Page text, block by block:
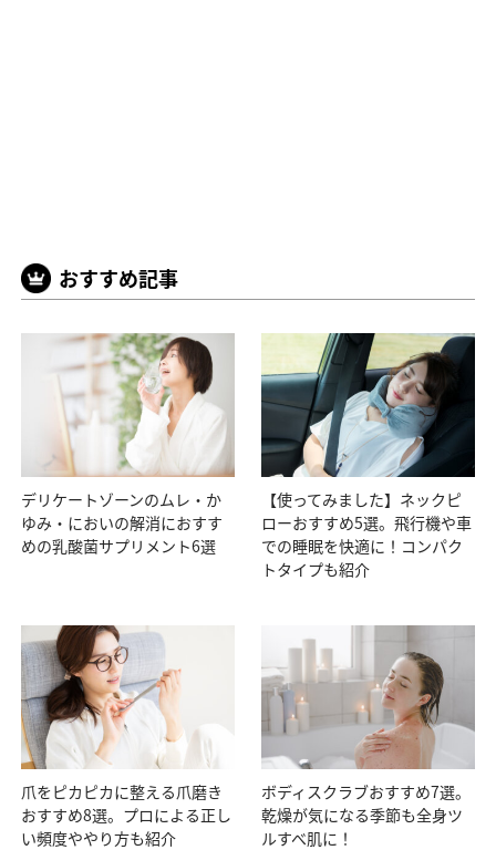
おすすめ記事
デリケートゾーンのムレ・か
ゆみ・においの解消におすす
めの乳酸菌サプリメント6選
【使ってみました】ネックピ
ローおすすめ5選。飛行機や車
での睡眠を快適に！コンパク
トタイプも紹介
爪をピカピカに整える爪磨き
おすすめ8選。プロによる正し
い頻度ややり方も紹介
ボディスクラブおすすめ7選。
乾燥が気になる季節も全身ツ
ルすべ肌に！